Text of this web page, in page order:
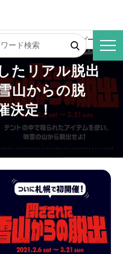
テーマにしたリアル脱出ゲーム「閉
たリアル脱出
山からの脱
決定！